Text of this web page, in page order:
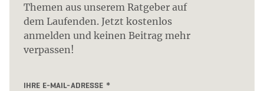
Themen aus unserem Ratgeber auf
dem Laufenden. Jetzt kostenlos
anmelden und keinen Beitrag mehr
verpassen!
IHRE E-MAIL-ADRESSE